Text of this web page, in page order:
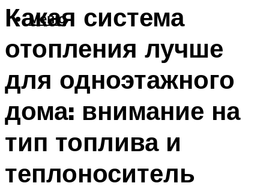
Меню
Какая система
отопления лучше
для одноэтажного
дома: внимание на
тип топлива и
теплоноситель